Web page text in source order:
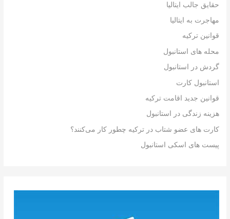
حقایق جالب ایتالیا
مهاجرت به ایتالیا
قوانین ترکیه
محله های استانبول
گردش در استانبول
استانبول کارت
قوانین جدید اقامت ترکیه
هزینه زندگی در استانبول
کارت های عضو شتاب در ترکیه چطور کار می‌کنند؟
پیست های اسکی استانبول